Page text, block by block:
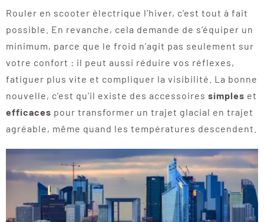
Rouler en scooter électrique l’hiver, c’est tout à fait
possible. En revanche, cela demande de s’équiper un
minimum, parce que le froid n’agit pas seulement sur
votre confort : il peut aussi réduire vos réflexes,
fatiguer plus vite et compliquer la visibilité. La bonne
nouvelle, c’est qu’il existe des accessoires simples et
efficaces pour transformer un trajet glacial en trajet
agréable, même quand les températures descendent.